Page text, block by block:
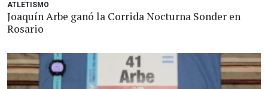
ATLETISMO
Joaquín Arbe ganó la Corrida Nocturna Sonder en
Rosario